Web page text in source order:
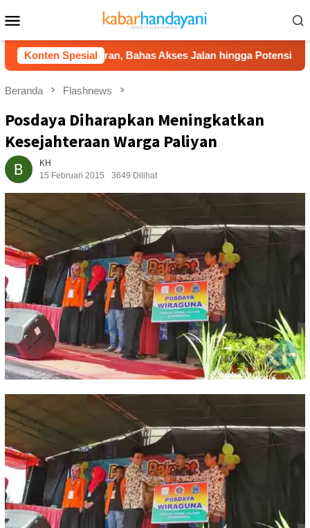
ke
kontenMobile
Konten SpesialBahas Akses Jalan hingga Potensi Pariwisata
Beranda Flashnews
Posdaya Diharapkan Meningkatkan
Kesejahteraan Warga Paliyan
KH
15 Februari 2015
3649 Dilihat